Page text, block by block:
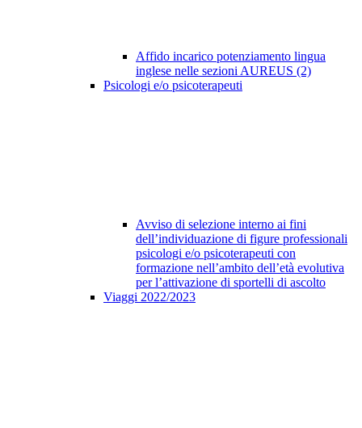
Affido incarico potenziamento lingua
inglese nelle sezioni AUREUS (2)
Psicologi e/o psicoterapeuti
Avviso di selezione interno ai fini
dell’individuazione di figure professionali
psicologi e/o psicoterapeuti con
formazione nell’ambito dell’età evolutiva
per l’attivazione di sportelli di ascolto
Viaggi 2022/2023